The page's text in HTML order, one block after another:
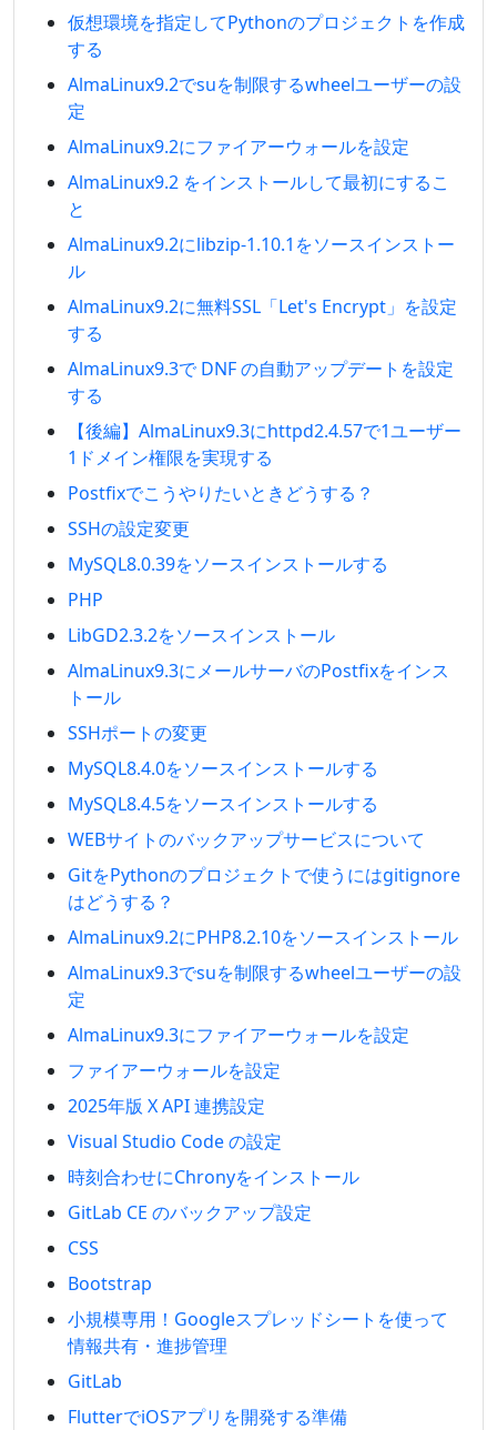
仮想環境を指定してPythonのプロジェクトを作成
する
AlmaLinux9.2でsuを制限するwheelユーザーの設
定
AlmaLinux9.2にファイアーウォールを設定
AlmaLinux9.2 をインストールして最初にするこ
と
AlmaLinux9.2にlibzip-1.10.1をソースインストー
ル
AlmaLinux9.2に無料SSL「Let's Encrypt」を設定
する
AlmaLinux9.3で DNF の自動アップデートを設定
する
【後編】AlmaLinux9.3にhttpd2.4.57で1ユーザー
1ドメイン権限を実現する
Postfixでこうやりたいときどうする？
SSHの設定変更
MySQL8.0.39をソースインストールする
PHP
LibGD2.3.2をソースインストール
AlmaLinux9.3にメールサーバのPostfixをインス
トール
SSHポートの変更
MySQL8.4.0をソースインストールする
MySQL8.4.5をソースインストールする
WEBサイトのバックアップサービスについて
GitをPythonのプロジェクトで使うにはgitignore
はどうする？
AlmaLinux9.2にPHP8.2.10をソースインストール
AlmaLinux9.3でsuを制限するwheelユーザーの設
定
AlmaLinux9.3にファイアーウォールを設定
ファイアーウォールを設定
2025年版 X API 連携設定
Visual Studio Code の設定
時刻合わせにChronyをインストール
GitLab CE のバックアップ設定
CSS
Bootstrap
小規模専用！Googleスプレッドシートを使って
情報共有・進捗管理
GitLab
FlutterでiOSアプリを開発する準備